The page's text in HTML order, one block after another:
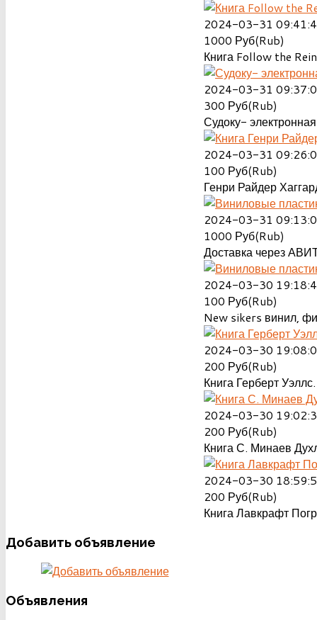
2024-03-31
1000 Руб(Rub)
Книга Follow the
2024-03-31
300 Руб(Rub)
Судоку-
2024-03-31
100 Руб(Rub)
Генри Райдер
2024-03-31
1000 Руб(Rub)
Доставка через
2024-03-30
100 Руб(Rub)
New sikers винил,
2024-03-30
200 Руб(Rub)
Книга Герберт
2024-03-30
200 Руб(Rub)
Книга С. Минаев
2024-03-30
200 Руб(Rub)
Книга Лавкрафт
Добавить объявление
Объявления